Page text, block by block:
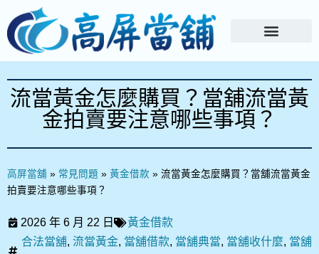
流當黃金怎麼購買？當舖流當黃
金拍賣要注意哪些事項？
高屏當舖 » 常見問題 » 黃金借款 » 流當黃金怎麼購買？當舖流當黃金
拍賣要注意哪些事項？
2026 年 6 月 22 日
黃金借款
合法當舖, 流當黃金, 當舖借款, 當舖典當, 當舖收什麼, 當舖